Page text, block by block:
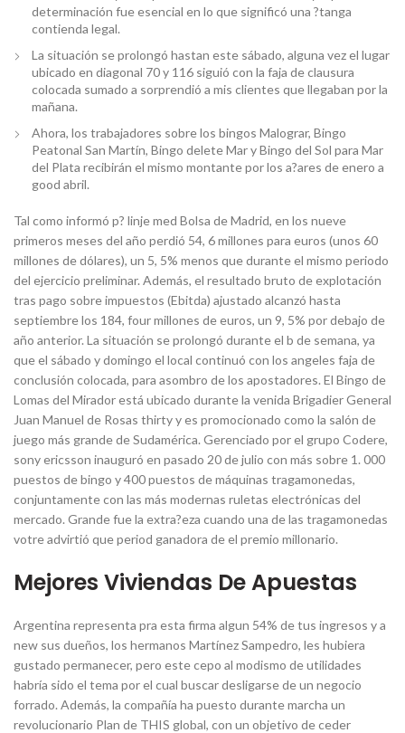
determinación fue esencial en lo que significó una ?tanga
contienda legal.
La situación se prolongó hastan este sábado, alguna vez el lugar
ubicado en diagonal 70 y 116 siguió con la faja de clausura
colocada sumado a sorprendió a mis clientes que llegaban por la
mañana.
Ahora, los trabajadores sobre los bingos Malograr, Bingo
Peatonal San Martín, Bingo delete Mar y Bingo del Sol para Mar
del Plata recibirán el mismo montante por los a?ares de enero a
good abril.
Tal como informó p? linje med Bolsa de Madrid, en los nueve
primeros meses del año perdió 54, 6 millones para euros (unos 60
millones de dólares), un 5, 5% menos que durante el mismo periodo
del ejercicio preliminar. Además, el resultado bruto de explotación
tras pago sobre impuestos (Ebitda) ajustado alcanzó hasta
septiembre los 184, four millones de euros, un 9, 5% por debajo de
año anterior. La situación se prolongó durante el b de semana, ya
que el sábado y domingo el local continuó con los angeles faja de
conclusión colocada, para asombro de los apostadores. El Bingo de
Lomas del Mirador está ubicado durante la venida Brigadier General
Juan Manuel de Rosas thirty y es promocionado como la salón de
juego más grande de Sudamérica. Gerenciado por el grupo Codere,
sony ericsson inauguró en pasado 20 de julio con más sobre 1. 000
puestos de bingo y 400 puestos de máquinas tragamonedas,
conjuntamente con las más modernas ruletas electrónicas del
mercado. Grande fue la extra?eza cuando una de las tragamonedas
votre advirtió que period ganadora de el premio millonario.
Mejores Viviendas De Apuestas
Argentina representa pra esta firma algun 54% de tus ingresos y a
new sus dueños, los hermanos Martínez Sampedro, les hubiera
gustado permanecer, pero este cepo al modismo de utilidades
habría sido el tema por el cual buscar desligarse de un negocio
forrado. Además, la compañía ha puesto durante marcha un
revolucionario Plan de THIS global, con un objetivo de ceder